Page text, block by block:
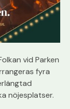
vid Parken
fyra
nöjesplatser.